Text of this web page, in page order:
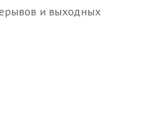
и выходных